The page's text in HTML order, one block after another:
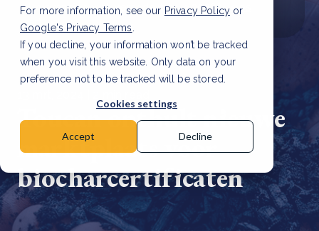
For more information, see our Privacy Policy or
Google's Privacy Terms
If you decline, your information won’t be tracked
when you visit this website. Only data on your
preference not to be tracked will be stored.
Cookies settings
Accept Decline
leverancier: wat verandert er in 2026?Lees
artikel
Toucan onthult nieuwe
marktplaats voor
biocharcertificaten